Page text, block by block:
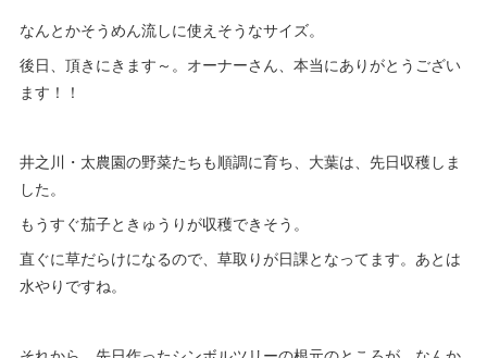
なんとかそうめん流しに使えそうなサイズ。
後日、頂きにきます～。オーナーさん、本当にありがとうござい
ます！！
井之川・太農園の野菜たちも順調に育ち、大葉は、先日収穫しま
した。
もうすぐ茄子ときゅうりが収穫できそう。
直ぐに草だらけになるので、草取りが日課となってます。あとは
水やりですね。